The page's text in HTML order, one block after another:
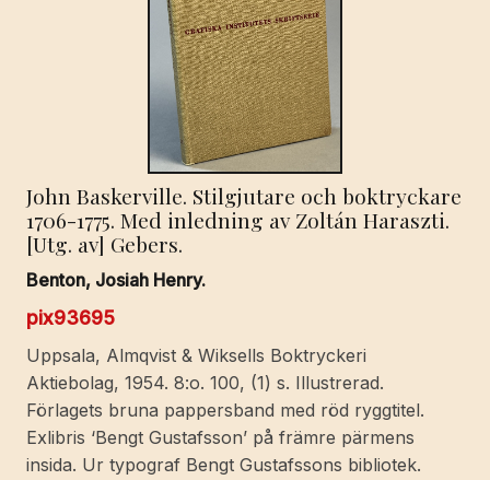
John Baskerville. Stilgjutare och boktryckare
1706-1775. Med inledning av Zoltán Haraszti.
[Utg. av] Gebers.
Benton, Josiah Henry.
pix93695
Uppsala, Almqvist & Wiksells Boktryckeri
Aktiebolag, 1954. 8:o. 100, (1) s. Illustrerad.
Förlagets bruna pappersband med röd ryggtitel.
Exlibris ‘Bengt Gustafsson’ på främre pärmens
insida. Ur typograf Bengt Gustafssons bibliotek.